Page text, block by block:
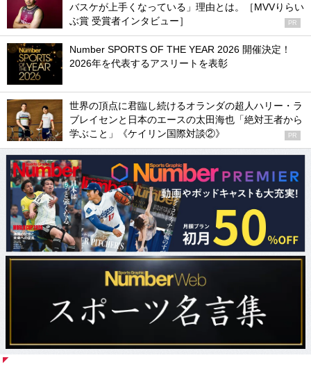
バスケが上手くなっている」理由とは。［MVVりらい
ぶ賞 受賞者インタビュー］
PR
Number SPORTS OF THE YEAR 2026 開催決定！
2026年を代表するアスリートを表彰
世界の頂点に君臨し続けるオランダの超人ハリー・ラ
ブレイセンと日本のエースの太田海也「絶対王者から
学ぶこと」《ケイリン国際対談②》
PR